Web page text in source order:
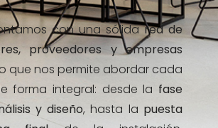
con una sólidared de
proveedores y empresas
que nos permite abordar cada
forma integral: desde la fase
y diseño, hasta la puesta